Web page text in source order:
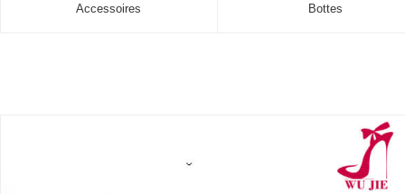
Accessoires Bottes